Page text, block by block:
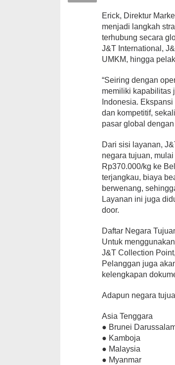
Erick, Direktur
menjadi langkah
terhubung secara
J&T International,
UMKM, hingga
“Seiring dengan
memiliki kapabilitas
Indonesia.
dan kompetitif,
pasar global
Dari sisi layanan,
negara tujuan,
Rp370.000/kg ke
terjangkau, biaya
berwenang,
Layanan ini juga
door.
Daftar Negara
Untuk
J&T Collection
Pelanggan juga
kelengkapan
Adapun negara
Asia Tenggara
● Brunei
● Kamboja
● Malaysia
● Myanmar